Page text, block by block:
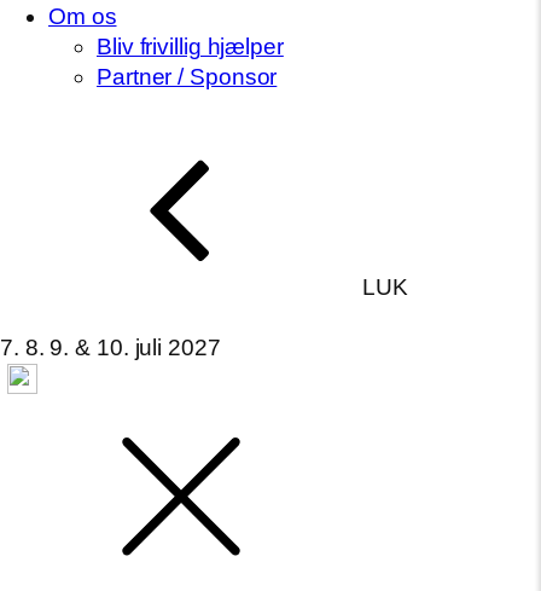
Om os
Bliv frivillig hjælper
Partner / Sponsor
LUK
7. 8. 9. & 10. juli 2027